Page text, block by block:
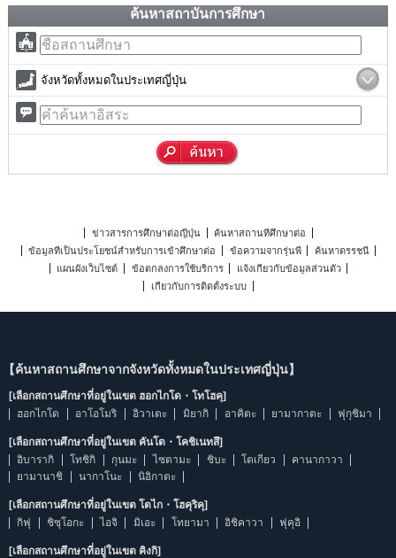
ค้นหาสถาบันการศึกษา
จังหวัดทั้งหมดในประเทศญี่ปุ่น
ข่าวสารการศึกษาต่อญี่ปุ่น
ค้นหาสถานที่ศึกษาต่อ
ข้อมูลที่เป็นประโยชน์สำหรับการเข้าศึกษาต่อ
ข้อความจากรุ่นพี่
ค้นหาดรรชนี
แผนผังเว็บไซต์
ข้อตกลงการใช้บริการ
แจ้งเกี่ยวกับข้อมูลส่วนตัว
เกี่ยวกับการติดตั้งระบบ
【ค้นหาสถานศึกษาจากจังหวัดทั้งหมดในประเทศญี่ปุ่น】
[เลือกสถานศึกษาที่อยู่ในเขต ฮอกไกโด・โทโฮคุ]
ฮอกไกโด
อาโอโมริ อิวาเตะ มิยากิ อาคิตะ ยามากาตะ ฟุกุชิมา
[เลือกสถานศึกษาที่อยู่ในเขต คันโต・โคชิเนทสึ]
อิบารากิ
โทชิกิ กุนมะ ไซตามะ ชิบะ โตเกียว
คานากาวา
ยามานาชิ
นากาโนะ นิอิกาตะ
[เลือกสถานศึกษาที่อยู่ในเขต โตไก・โฮคุริคุ]
กิฟุ
ชิซุโอกะ ไอจิ มิเอะ โทยามา อิชิคาวา ฟุคุอิ
[เลือกสถานศึกษาที่อยู่ในเขต คิงกิ]